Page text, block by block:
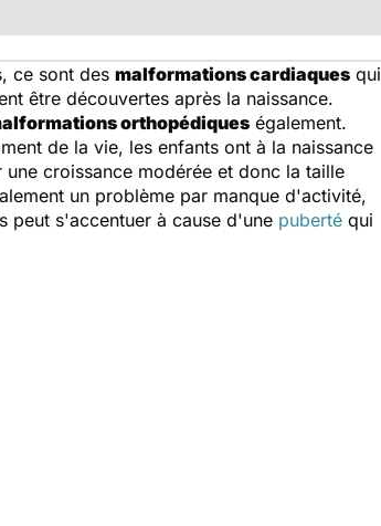
ce sont des malformations cardiaques qui
être découvertes après la naissance.
orthopédiques également.
de la vie, les enfants ont à la naissance
croissance modérée et donc la taille
un problème par manque d'activité,
peut s'accentuer à cause d'une puberté qui